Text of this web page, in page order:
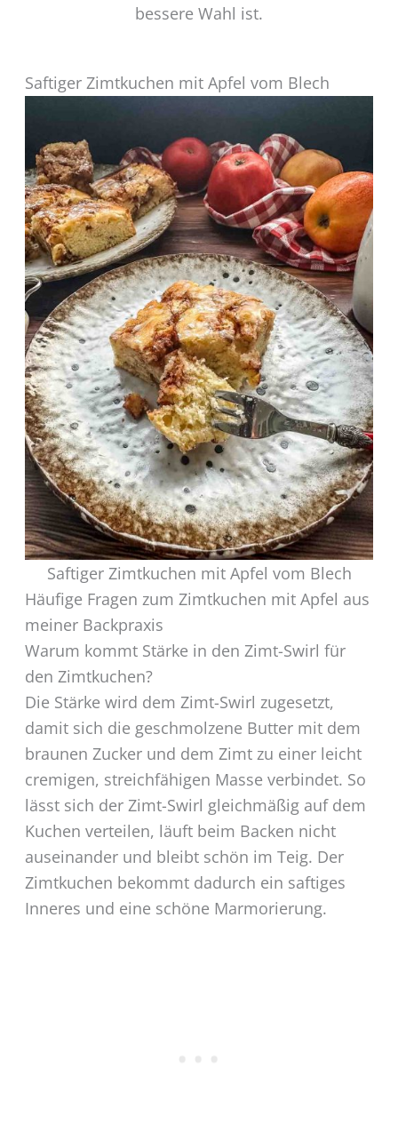
bessere Wahl ist.
Saftiger Zimtkuchen mit Apfel vom Blech
Saftiger Zimtkuchen mit Apfel vom Blech
Häufige Fragen zum Zimtkuchen mit Apfel aus
meiner Backpraxis
Warum kommt Stärke in den Zimt-Swirl für
den Zimtkuchen?
Die Stärke wird dem Zimt-Swirl zugesetzt,
damit sich die geschmolzene Butter mit dem
braunen Zucker und dem Zimt zu einer leicht
cremigen, streichfähigen Masse verbindet. So
lässt sich der Zimt-Swirl gleichmäßig auf dem
Kuchen verteilen, läuft beim Backen nicht
auseinander und bleibt schön im Teig. Der
Zimtkuchen bekommt dadurch ein saftiges
Inneres und eine schöne Marmorierung.